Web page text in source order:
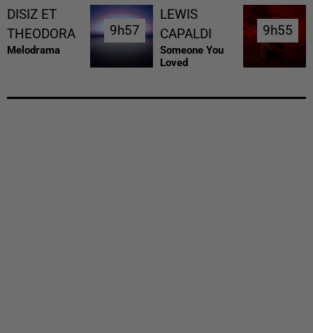
DISIZ ET
THEODORA
Melodrama
9h57
9h57
LEWIS
CAPALDI
Someone You
Loved
9h55
9h55